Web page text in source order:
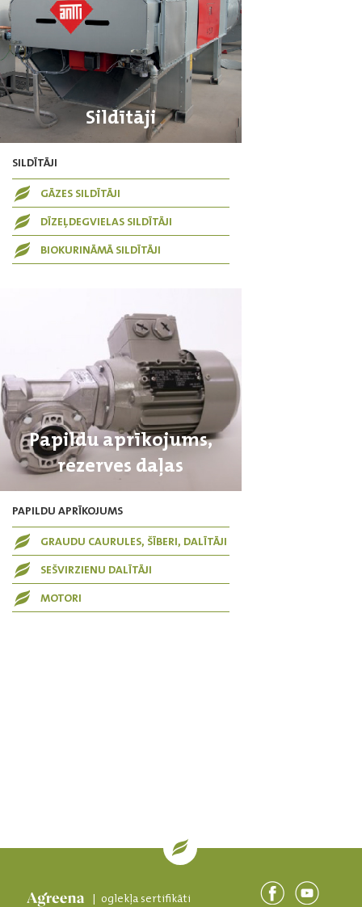
Sildītāji
SILDĪTĀJI
GĀZES SILDĪTĀJI
DĪZEĻDEGVIELAS SILDĪTĀJI
BIOKURINĀMĀ SILDĪTĀJI
Papildu aprīkojums,
rezerves daļas
PAPILDU APRĪKOJUMS
GRAUDU CAURULES, ŠĪBERI, DALĪTĀJI
SEŠVIRZIENU DALĪTĀJI
MOTORI
| oglekļa sertifikāti